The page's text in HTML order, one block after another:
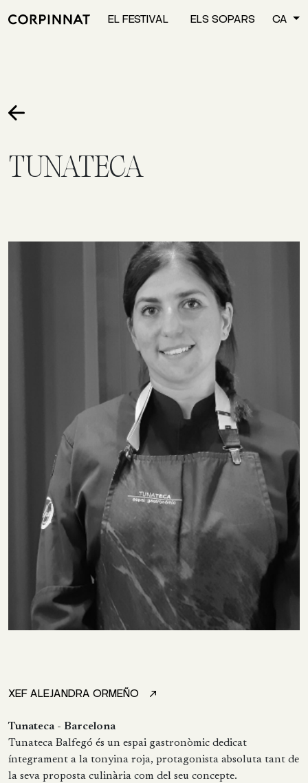
EL FESTIVAL ELS SOPARS CA
TUNATECA
XEF ALEJANDRA ORMEÑO
Tunateca - Barcelona
Tunateca Balfegó és un espai gastronòmic dedicat
íntegrament a la tonyina roja, protagonista absoluta tant de
la seva proposta culinària com del seu concepte.